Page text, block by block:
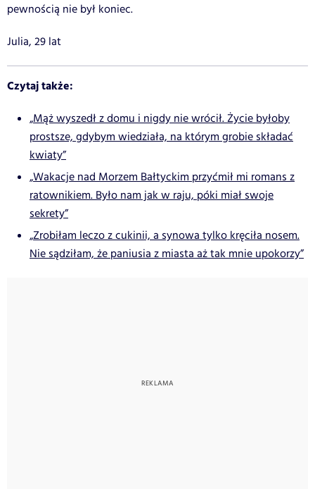
pewnością nie był koniec.
Julia, 29 lat
Czytaj także:
„Mąż wyszedł z domu i nigdy nie wrócił. Życie byłoby
prostsze, gdybym wiedziała, na którym grobie składać
kwiaty”
„Wakacje nad Morzem Bałtyckim przyćmił mi romans z
ratownikiem. Było nam jak w raju, póki miał swoje
sekrety”
„Zrobiłam leczo z cukinii, a synowa tylko kręciła nosem.
Nie sądziłam, że paniusia z miasta aż tak mnie upokorzy”